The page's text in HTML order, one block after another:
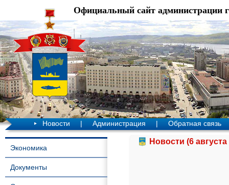
Официальный сайт администрации
Новости | Администрация | Обратная связь
Экономика
Документы
Новости (6 августа